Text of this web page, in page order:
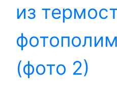
из
(фото 2)